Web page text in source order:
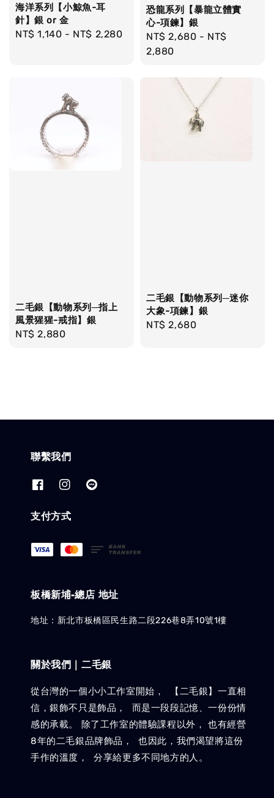
海洋系列【小鯨魚-耳
針】銀 or 金
Regular
NT$ 1,140 - NT$ 2,280
恐龍系列【暴龍立體實
心-項鍊】銀
Regular
price
NT$ 2,680 - NT$
2,880
二毛銀【動物系列─指上
風景猩猩-戒指】銀
Regular
NT$ 2,880
二毛銀【動物系列─迷你
大象-項鍊】銀
Regular
NT$ 2,680
聯繫我們
支付方式
板橋新埔-總店 地址
地址：新北市板橋區民生路二段226巷8弄10號1樓
關於我們｜二毛銀
從台灣的一個小小工作室開始， 【二毛銀】一直相
信，銀飾不只是飾品， 而是一段段記憶、一份份情
感的承載。 除了工作室的體驗課程以外， 也有經營
8年的二毛銀品牌飾品， 也因此，我們渴望將這份
手作的溫度， 分享給更多不同地方的人。